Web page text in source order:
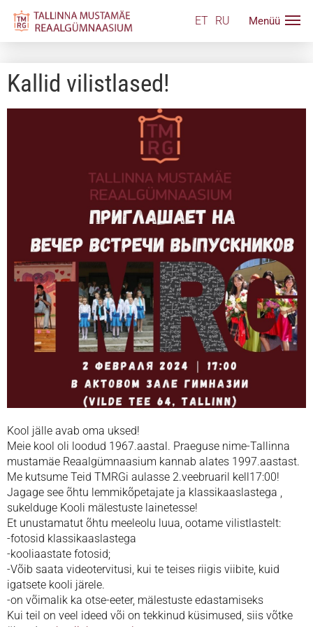
ET RU
Kallid vilistlased!
Kool jälle avab oma uksed!
Meie kool oli loodud 1967.aastal. Praeguse nime-Tallinna
mustamäe Reaalgümnaasium kannab alates 1997.aastast.
Me kutsume Teid TMRGi aulasse 2.veebruaril kell17:00!
Jagage see õhtu lemmikõpetajate ja klassikaaslastega ,
sukelduge Kooli mälestuste lainetesse!
Et unustamatut õhtu meeleolu luua, ootame vilistlastelt:
-fotosid klassikaaslastega
-kooliaastate fotosid;
-Võib saata videotervitusi, kui te teises riigis viibite, kuid
igatsete kooli järele.
-on võimalik ka otse-eeter, mälestuste edastamiseks
Kui teil on veel ideed või on tekkinud küsimused, siis võtke